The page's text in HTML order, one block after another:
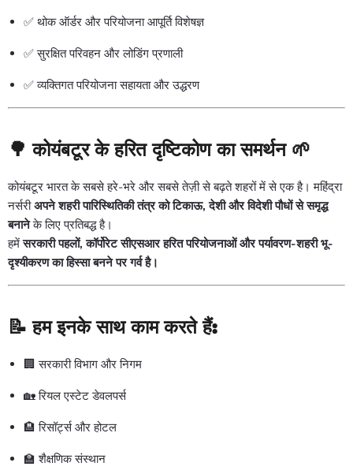
✅ थोक ऑर्डर और परियोजना आपूर्ति विशेषज्ञ
✅ सुरक्षित परिवहन और लोडिंग प्रणाली
✅ व्यक्तिगत परियोजना सहायता और उद्धरण
🌳कोयंबटूर के हरित दृष्टिकोण का समर्थन🌱
कोयंबटूर भारत के सबसे हरे-भरे और सबसे तेज़ी से बढ़ते शहरों में से एक है। महिंद्रा
नर्सरीअपने शहरी पारिस्थितिकी तंत्र को टिकाऊ, देशी और विदेशी पौधों से समृद्ध
बनानेके लिए प्रतिबद्ध है।
हमेंसरकारी पहलों, कॉर्पोरेट सीएसआर हरित परियोजनाओं और पर्यावरण-शहरी भू-
दृश्यीकरण का हिस्सा बनने पर गर्व है।
📝हम इनके साथ काम करते हैं:
🏢 सरकारी विभाग और निगम
🏡 रियल एस्टेट डेवलपर्स
🏨 रिसॉर्ट्स और होटल
🏫 शैक्षणिक संस्थान